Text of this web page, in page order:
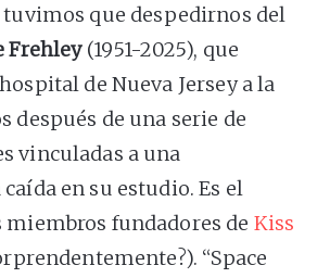
tuvimos que despedirnos del
Frehley(1951-2025), que
de Nueva Jersey a la
después de una serie de
vinculadas a una
en su estudio. Es el
fundadores de Kiss
“Space